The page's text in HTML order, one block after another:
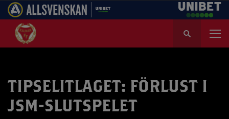
k
TIPSELITLAGET: FÖRLUST I
JSM-SLUTSPELET